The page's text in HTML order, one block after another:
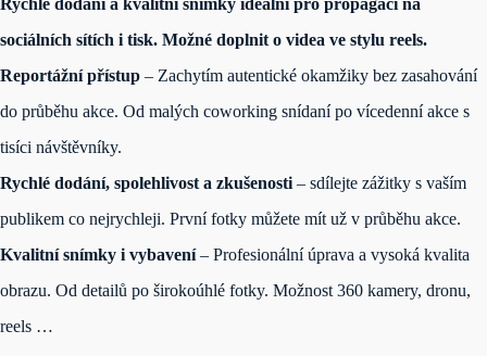
Rychlé dodání a kvalitní snímky ideální pro propagaci na
sociálních sítích i tisk. Možné doplnit o videa ve stylu reels.
Reportážní přístup – Zachytím autentické okamžiky bez zasahování
do průběhu akce. Od malých coworking snídaní po vícedenní akce s
tisíci návštěvníky.
Rychlé dodání, spolehlivost a zkušenosti – sdílejte zážitky s vaším
publikem co nejrychleji. První fotky můžete mít už v průběhu akce.
Kvalitní snímky i vybavení– Profesionální úprava a vysoká kvalita
obrazu. Od detailů po širokoúhlé fotky. Možnost 360 kamery, dronu,
reels …